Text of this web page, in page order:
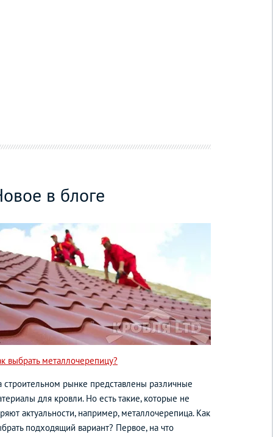
в блоге
выбрать металлочерепицу?
строительном рынке представлены различные
для кровли. Но есть такие, которые не
актуальности, например, металлочерепица. Как
подходящий вариант? Первое, на что